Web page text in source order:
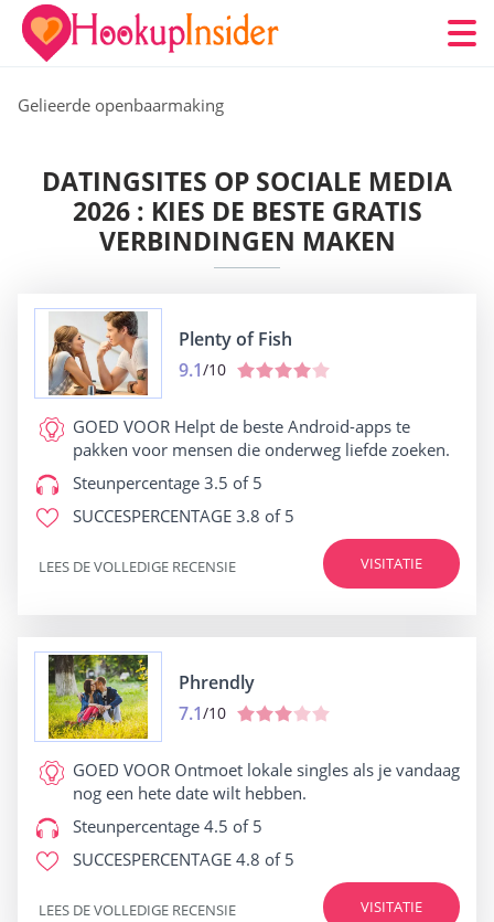
Gelieerde openbaarmaking
DATINGSITES OP SOCIALE MEDIA
2026 : KIES DE BESTE GRATIS
VERBINDINGEN MAKEN
Plenty of Fish
9.1/10
GOED VOOR Helpt de beste Android-apps te
pakken voor mensen die onderweg liefde zoeken.
Steunpercentage 3.5 of 5
SUCCESPERCENTAGE 3.8 of 5
VISITATIE
LEES DE VOLLEDIGE RECENSIE
Phrendly
7.1/10
GOED VOOR Ontmoet lokale singles als je vandaag
nog een hete date wilt hebben.
Steunpercentage 4.5 of 5
SUCCESPERCENTAGE 4.8 of 5
VISITATIE
LEES DE VOLLEDIGE RECENSIE